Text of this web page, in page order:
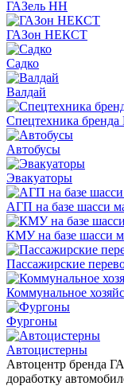
ГАЗель НН
ГАЗон НЕКСТ
Садко
Валдай
Спецтехника бренда
Автобусы
Эвакуаторы
АГП на базе шасси
КМУ на базе шасси
Пассажирские
Коммунальное
Фургоны
Автоцистерны
Автоцентр бренда
доработку